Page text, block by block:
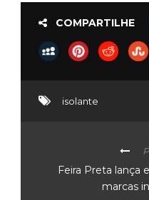
COMPARTILHE
isolante
Feira Preta lança
marcas